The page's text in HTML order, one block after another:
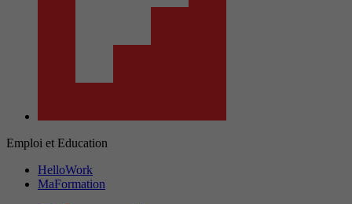
Emploi et Education
HelloWork
MaFormation